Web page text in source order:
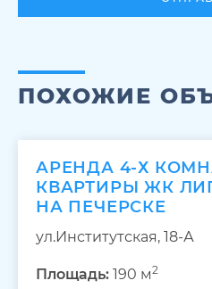
ПОХОЖИЕ
АРЕНДА 4-Х
КВАРТИРЫ ЖК
НА ПЕЧЕРСКЕ
ул.Институтская, 18-А
Площадь: 190 м2